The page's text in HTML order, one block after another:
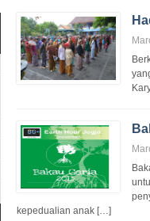
kepedualian anak […]